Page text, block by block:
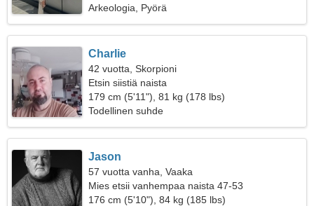
Arkeologia, Pyörä
Charlie
42 vuotta, Skorpioni
Etsin siistiä naista
179 cm (5'11"), 81 kg (178 lbs)
Todellinen suhde
Jason
57 vuotta vanha, Vaaka
Mies etsii vanhempaa naista 47-53
176 cm (5'10"), 84 kg (185 lbs)